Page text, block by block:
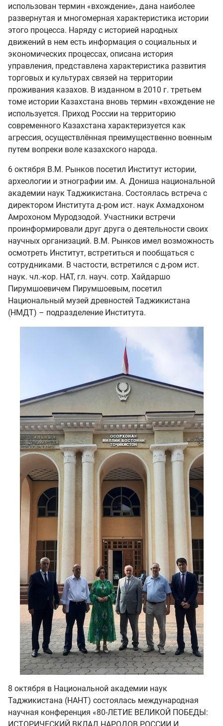
использован термин «вхождение», дана наиболее
развернутая и многомерная характеристика истории
этого процесса. Наряду с историей народных
движений в нем есть информация о социальных и
экономических процессах, описана история
управления, представлена характеристика развития
торговых и культурах связей на территории
проживания казахов. В изданном в 2010 г. третьем
томе истории Казахстана вновь термин «вхождение не
используется. Приход России на территорию
современного Казахстана характеризуется как
агрессия, осуществлённая преимущественно военным
путем вопреки воле казахского народа.
6 октября В.М. Рынков посетил Институт истории,
археологии и этнографии им. А. Дониша национальной
академии наук Таджикистана. Состоялась встреча с
директором Института д-ром ист. наук Ахмадхоном
Амрохоном Муродзодой. Участники встречи
проинформировали друг друга о деятельности своих
научных организаций. В.М. Рынков имел возможность
осмотреть Институт, встретиться и пообщаться с
сотрудниками. В частости, встретился с д-ром ист.
наук. чл.-кор. НАТ, гл. науч. сотр. Хайдаршо
Пирумшоевичем Пирумшоевым, посетил
Национальный музей древностей Таджикистана
(НМДТ) – подразделение Института.
8 октября в Национальной академии наук
Таджикистана (НАНТ) состоялась международная
научная конференция «80-ЛЕТИЕ ВЕЛИКОЙ ПОБЕДЫ: